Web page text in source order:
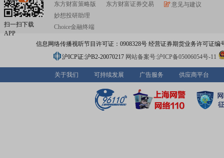
扫一扫下载
APP
东方财富策略版
妙想投研助理
Choice金融终端
东方财富证券交易
意见与建议
信息网络传播视听节目许可证：0908328号 经营证券期货业务许可证编
沪ICP证:沪B2-20070217 网站备案号:沪ICP备05006054号-11
关于我们 可持续发展 广告服务 供应商平台